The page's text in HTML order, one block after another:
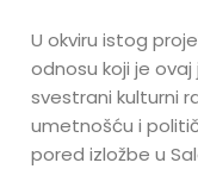
U okviru istog
odnosu koji je ovaj
svestrani kulturni
umetnošću i
pored izložbe u